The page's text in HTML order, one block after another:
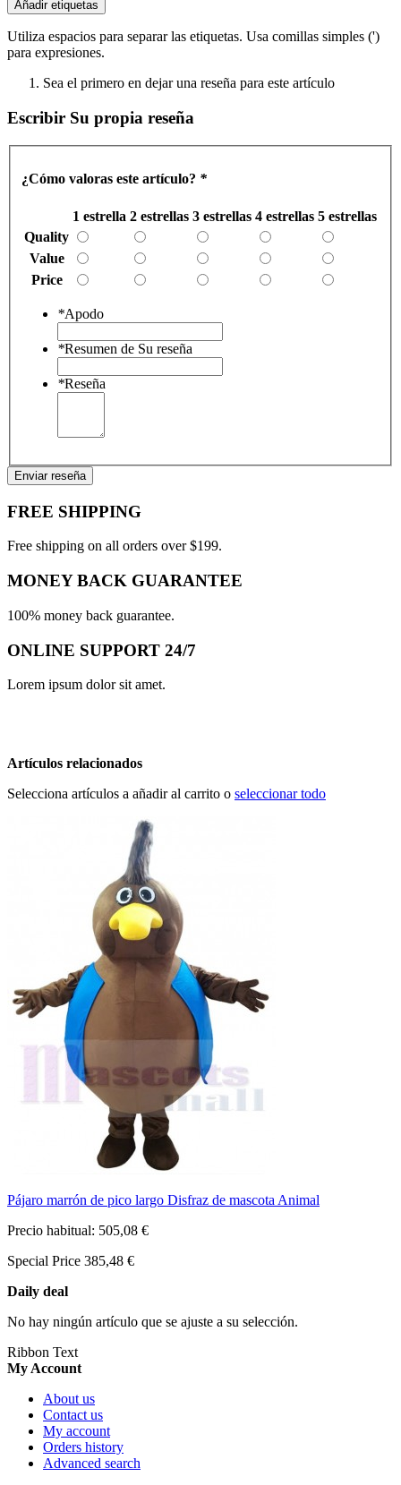
Añadir etiquetas
Utiliza espacios para separar las etiquetas. Usa comillas simples (')
para expresiones.
Sea el primero en dejar una reseña para este artículo
Escribir Su propia reseña
¿Cómo valoras este artículo? *
1 estrella 2 estrellas 3 estrellas 4 estrellas 5 estrellas
Quality
Value
Price
*Apodo
*Resumen de Su reseña
*Reseña
Enviar reseña
FREE SHIPPING
Free shipping on all orders over $199.
MONEY BACK GUARANTEE
100% money back guarantee.
ONLINE SUPPORT 24/7
Lorem ipsum dolor sit amet.
Artículos relacionados
Selecciona artículos a añadir al carrito o seleccionar todo
Pájaro marrón de pico largo Disfraz de mascota Animal
Precio habitual: 505,08 €
Special Price 385,48 €
Daily deal
No hay ningún artículo que se ajuste a su selección.
Ribbon Text
My Account
About us
Contact us
My account
Orders history
Advanced search